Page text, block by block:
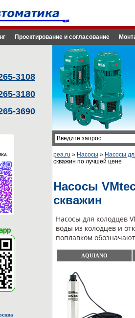
Проектирование и согласование
3108
3180
3690
pea.ru » Насосы » Насосы
скважин по лучшей цене
Насосы
скважин
Насосы для колодцев
воды из колодцев и
поплавком
AQUIANO